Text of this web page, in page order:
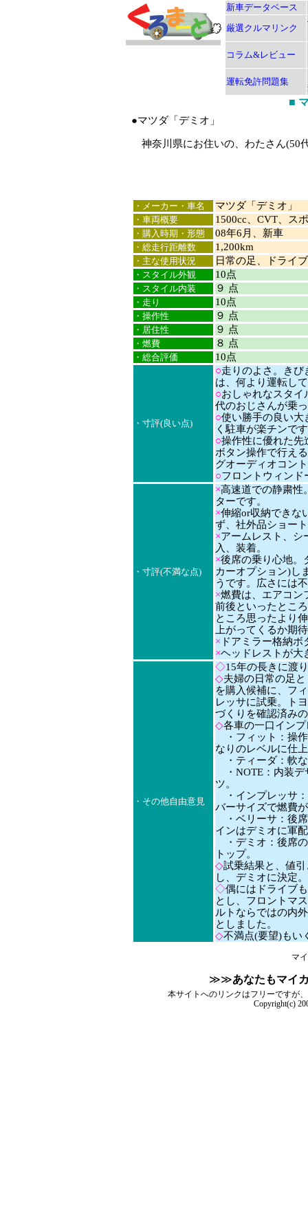
新車データベース
厳選クルマリンク
コラム&レビュー
運転免許問題集
■
●マツダ「デミオ」
神奈川県にお住いの、わたさん(50
・メーカー・車名 マツダ「デミオ」
・車両概要 1500cc、CVT、ス
・購入時期・形態 08年6月、新車
・総走行距離数 1,200km
・主な使用状況 日常の足、ドライブ
・スタイル外観 10点
・スタイル内装 ９ 点
・走り 10点
・操作性 ９ 点
・居住性 ９ 点
・燃費 ８ 点
・総合評価 10点
・寸評(良い点)
○走りのよさ。きび
は、何より運転し
○おしゃれなスタイ
代のおじさんが乗
○使い勝手の良い大
く駐車が楽チンで
○操作性に優れた先
ボタン操作で行え
グオーディオコン
○フロントウィンド
・寸評(不満な点)
×高速道での静粛性
ターです。
×伸縮or収納できな
ず、社外品ショー
×アームレスト、シ
入、装着。
×後席の乗り心地。
カーオプション)し
うです。広さには
×燃費は、エアコン
前後といったとこ
ところ思ったより
上がってくるか期
× ドアミラー格納
×ヘッドレストが大
・その他自由意見
◇15年の長きに渡
◇夫婦の日常の足
を購入候補に、フ
レッサに試乗。ト
づくりを確認済み
◇各車の一口イン
・フィット：操作
なりのレベルに仕
・ティーダ：軟な
・NOTE：内装デ
ツ。
・インプレッサ：
バーサイズで燃費
・ベリーサ：後席
インはデミオに軍
・デミオ：後席の
トップ。
◇試乗結果と、値
し、デミオに決定。
◇偶にはドライブ
とし、フロントマ
ルトならではの内
としました。
◇不満点(要望)もい
マ
≫≫あなたもマイ
本サイトへのリンクはフリーですが
Copyright(c)